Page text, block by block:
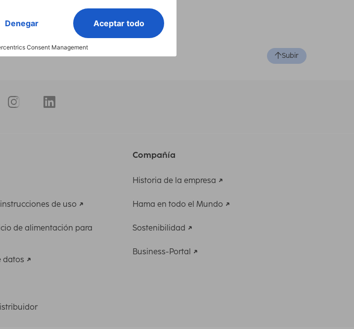
Subir
de uso
de alimentación para
datos
Compañía
Historia de la empresa
Hama en todo el Mundo
Sostenibilidad
Business-Portal